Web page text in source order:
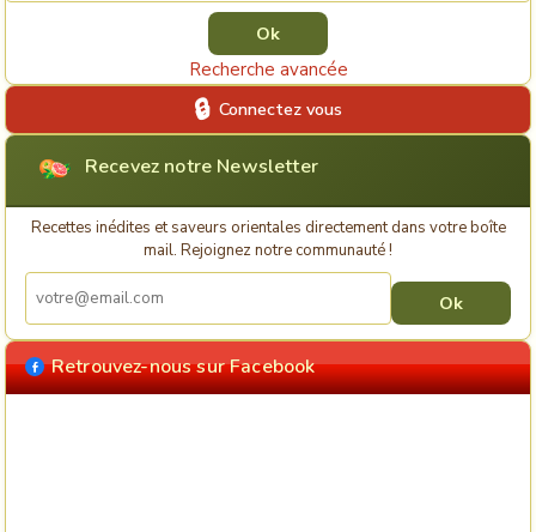
Recherche avancée
Connectez vous
Recevez notre Newsletter
Recettes inédites et saveurs orientales directement dans votre boîte
mail. Rejoignez notre communauté !
Retrouvez-nous sur Facebook